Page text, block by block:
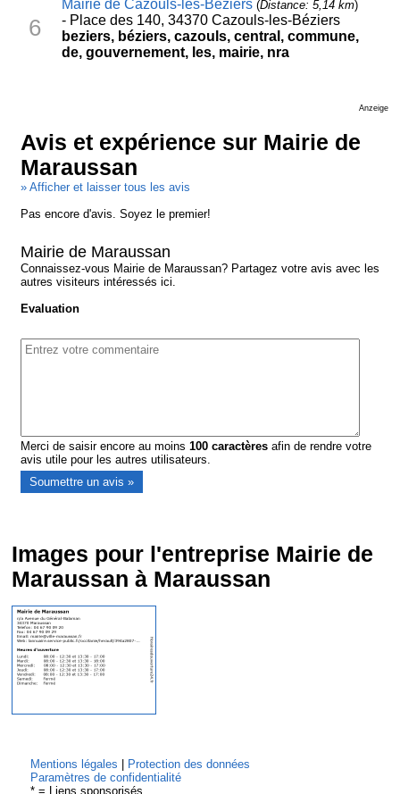
6
Mairie de Cazouls-les-Béziers(Distance: 5,14 km)
- Place des 140, 34370 Cazouls-les-Béziers
beziers, béziers, cazouls, central, commune,
de, gouvernement, les, mairie, nra
Anzeige
Avis et expérience sur Mairie de
Maraussan
» Afficher et laisser tous les avis
Pas encore d'avis. Soyez le premier!
Mairie de Maraussan
Connaissez-vous Mairie de Maraussan? Partagez votre avis avec les
autres visiteurs intéressés ici.
Evaluation
Merci de saisir encore au moins100 caractères afin de rendre votre
avis utile pour les autres utilisateurs.
Images pour l'entreprise Mairie de
Maraussan à Maraussan
Mentions légales
Protection des données
Paramètres de confidentialité
* = Liens sponsorisés